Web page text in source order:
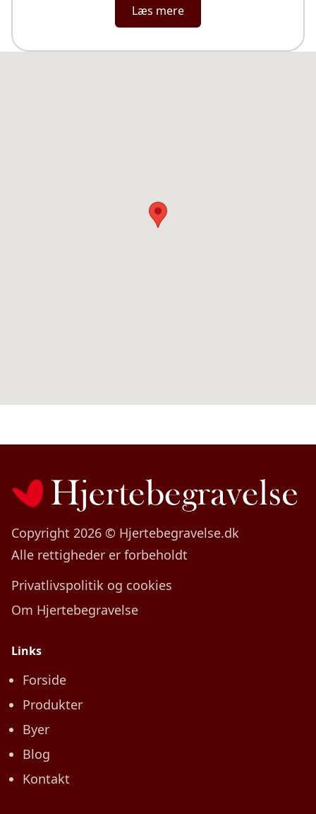
Læs mere
Copyright 2026 © Hjertebegravelse.dk
Alle rettigheder er forbeholdt
Privatlivspolitik og cookies
Om Hjertebegravelse
Links
Forside
Produkter
Byer
Blog
Kontakt